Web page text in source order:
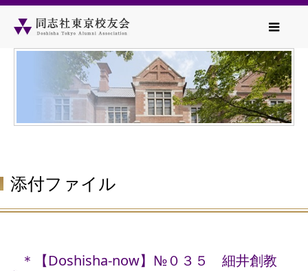
添付ファイル
＊【Doshisha-now】№０３５ 細井創教